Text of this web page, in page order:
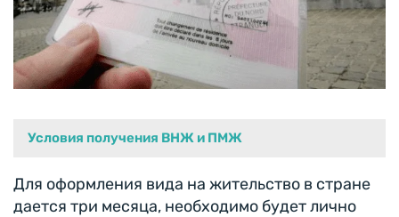
Условия получения ВНЖ и ПМЖ
Для оформления вида на жительство в стране
дается три месяца, необходимо будет лично